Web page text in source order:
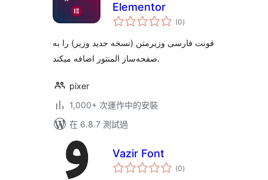
Elementor
(0總
評)
فونت فارسی وزیرمتن (نسخه جدید وزیر) را به
صفحه‌ساز المنتور اضافه میکند.
pixer
1,000+ 次運作中的安裝
在 6.8.7 測試過
Vazir Font
(0總
評)